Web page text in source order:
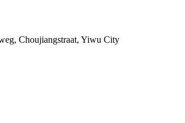
Choujiangstraat, Yiwu City